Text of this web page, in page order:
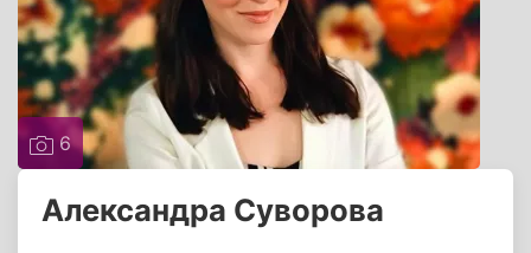
6
Александра Суворова